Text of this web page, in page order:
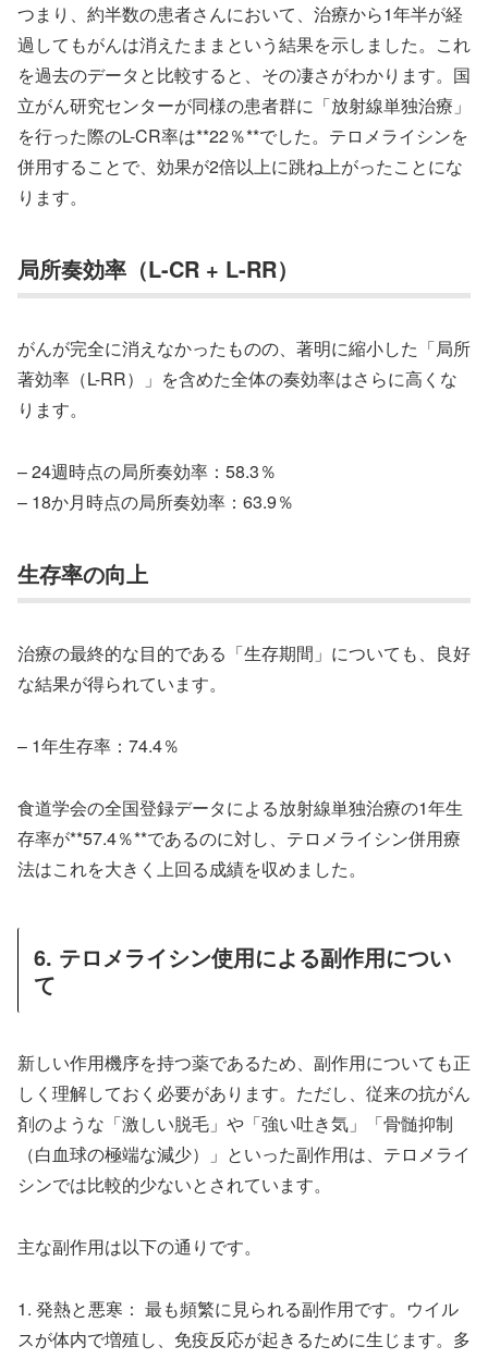
つまり、約半数の患者さんにおいて、治療から1年半が経
過してもがんは消えたままという結果を示しました。これ
を過去のデータと比較すると、その凄さがわかります。国
立がん研究センターが同様の患者群に「放射線単独治療」
を行った際のL-CR率は**22％**でした。テロメライシンを
併用することで、効果が2倍以上に跳ね上がったことにな
ります。
局所奏効率（L-CR + L-RR）
がんが完全に消えなかったものの、著明に縮小した「局所
著効率（L-RR）」を含めた全体の奏効率はさらに高くな
ります。
– 24週時点の局所奏効率：58.3％
– 18か月時点の局所奏効率：63.9％
生存率の向上
治療の最終的な目的である「生存期間」についても、良好
な結果が得られています。
– 1年生存率：74.4％
食道学会の全国登録データによる放射線単独治療の1年生
存率が**57.4％**であるのに対し、テロメライシン併用療
法はこれを大きく上回る成績を収めました。
6. テロメライシン使用による副作用につい
て
新しい作用機序を持つ薬であるため、副作用についても正
しく理解しておく必要があります。ただし、従来の抗がん
剤のような「激しい脱毛」や「強い吐き気」「骨髄抑制
（白血球の極端な減少）」といった副作用は、テロメライ
シンでは比較的少ないとされています。
主な副作用は以下の通りです。
1. 発熱と悪寒： 最も頻繁に見られる副作用です。ウイル
スが体内で増殖し、免疫反応が起きるために生じます。多